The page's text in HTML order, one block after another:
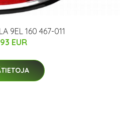
9EL 160 467-011
EUR